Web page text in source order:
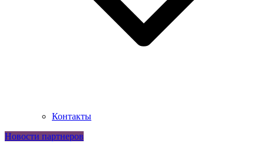
Контакты
Новости партнеров